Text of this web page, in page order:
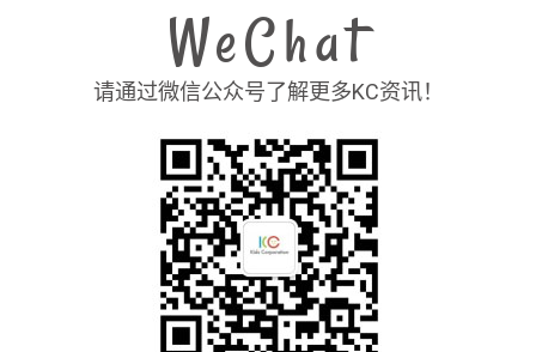
WeChat
请通过微信公众号了解更多KC资讯！